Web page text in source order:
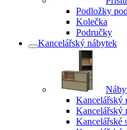
Podložky
Kolečka
Područky
Kancelářský nábytek
Kancelářský
Kancelářské